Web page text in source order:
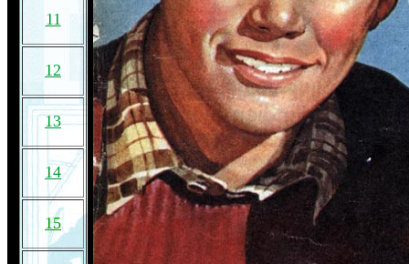
11
12
13
14
15